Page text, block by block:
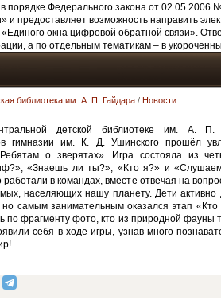
Федерального закона от 02.05.2006
предоставляет возможность направить
окна цифровой обратной связи».
а по отдельным тематикам – в
библиотека им. А. П. Гайдара /Новости
детской библиотеке им. А. П.
гимназии им. К. Д. Ушинского прошёл
о зверятах». Игра состояла из
«Знаешь ли ты?», «Кто я?» и
работали в командах, вместе отвечая на
населяющих нашу планету. Дети активно
самым занимательным оказался этап «Кто
по фрагменту фото, кто из природной фауны
себя в ходе игры, узнав много